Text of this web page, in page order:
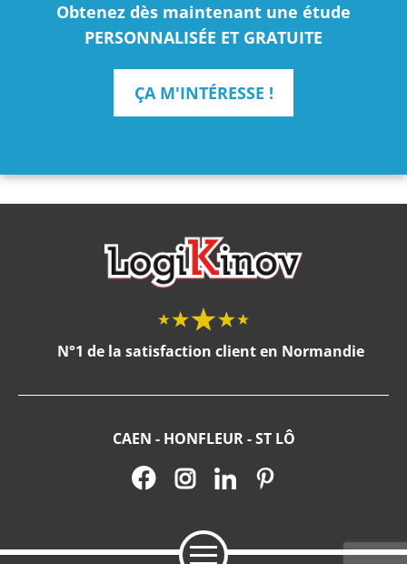
Obtenez dès maintenant une étude
PERSONNALISÉE ET GRATUITE
ÇA M'INTÉRESSE !
N°1 de la satisfaction client en Normandie
CAEN - HONFLEUR - ST LÔ